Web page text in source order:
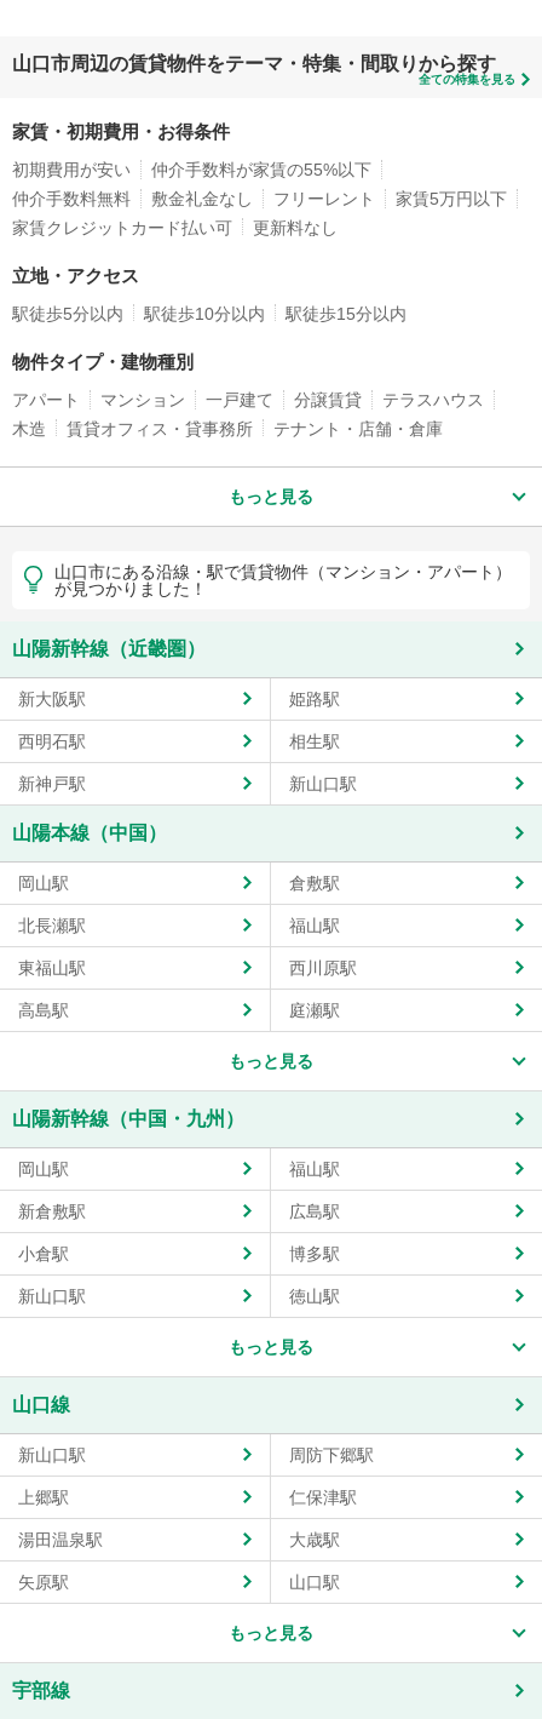
山口市周辺の賃貸物件をテーマ・特集・間取りから探す
全ての特集を見る
家賃・初期費用・お得条件
初期費用が安い
仲介手数料が家賃の55%以下
仲介手数料無料
敷金礼金なし フリーレント
家賃5万円以下
家賃クレジットカード払い可
更新料なし
立地・アクセス
駅徒歩5分以内 駅徒歩10分以内 駅徒歩15分以内
物件タイプ・建物種別
アパート マンション 一戸建て 分譲賃貸
テラスハウス
木造
賃貸オフィス・貸事務所 テナント・店舗・倉庫
もっと見る
山口市にある沿線・駅で賃貸物件（マンション・アパート）
が見つかりました！
山陽新幹線（近畿圏）
新大阪駅 姫路駅
西明石駅 相生駅
新神戸駅 新山口駅
山陽本線（中国）
岡山駅 倉敷駅
北長瀬駅 福山駅
東福山駅 西川原駅
高島駅 庭瀬駅
もっと見る
山陽新幹線（中国・九州）
岡山駅 福山駅
新倉敷駅 広島駅
小倉駅 博多駅
新山口駅 徳山駅
もっと見る
山口線
新山口駅 周防下郷駅
上郷駅 仁保津駅
湯田温泉駅 大歳駅
矢原駅 山口駅
もっと見る
宇部線